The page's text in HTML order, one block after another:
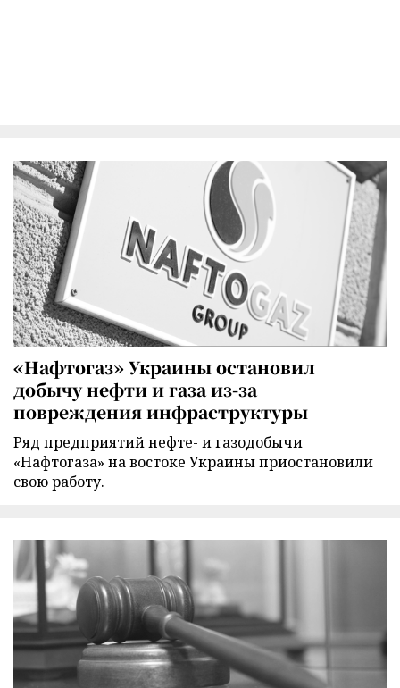
«Нафтогаз» Украины остановил
добычу нефти и газа из-за
повреждения инфраструктуры
Ряд предприятий нефте- и газодобычи
«Нафтогаза» на востоке Украины приостановили
свою работу.